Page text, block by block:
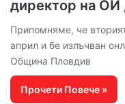
директор на ОИ
Припомняме, че
април и бе излъчван
Община Пловдив
Прочети Повече »